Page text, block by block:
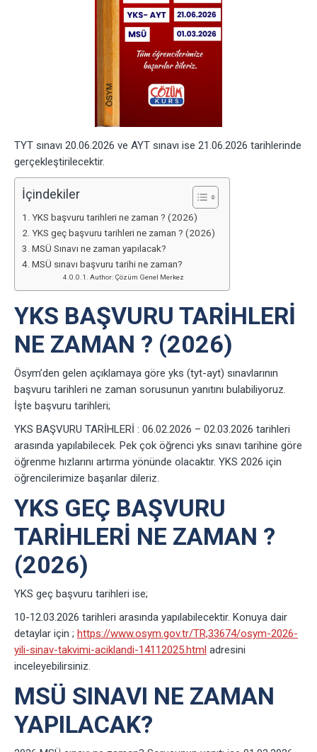
TYT sınavı 20.06.2026 ve AYT sınavı ise 21.06.2026 tarihlerinde
gerçekleştirilecektir.
İçindekiler
YKS başvuru tarihleri ne zaman ? (2026)
YKS geç başvuru tarihleri ne zaman ? (2026)
MSÜ Sınavı ne zaman yapılacak?
MSÜ sınavı başvuru tarihi ne zaman?
Author: Çözüm Genel Merkez
YKS BAŞVURU TARIHLERI
NE ZAMAN ? (2026)
Ösym’den gelen açıklamaya göre yks (tyt-ayt) sınavlarının
başvuru tarihleri ne zaman sorusunun yanıtını bulabiliyoruz.
İşte başvuru tarihleri;
YKS BAŞVURU TARİHLERİ : 06.02.2026 – 02.03.2026 tarihleri
arasında yapılabilecek. Pek çok öğrenci yks sınavı tarihine göre
öğrenme hızlarını artırma yönünde olacaktır. YKS 2026 için
öğrencilerimize başarılar dileriz.
YKS GEÇ BAŞVURU
TARIHLERI NE ZAMAN ?
(2026)
YKS geç başvuru tarihleri ise;
10-12.03.2026 tarihleri arasında yapılabilecektir. Konuya dair
detaylar için ; https://www.osym.gov.tr/TR,33674/osym-2026-
yili-sinav-takvimi-aciklandi-14112025.html adresini
inceleyebilirsiniz.
MSÜ SINAVI NE ZAMAN
YAPILACAK?